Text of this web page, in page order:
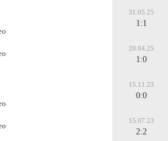
31.05.25
1:1
20.04.25
1:0
15.11.23
0:0
15.07.23
2:2